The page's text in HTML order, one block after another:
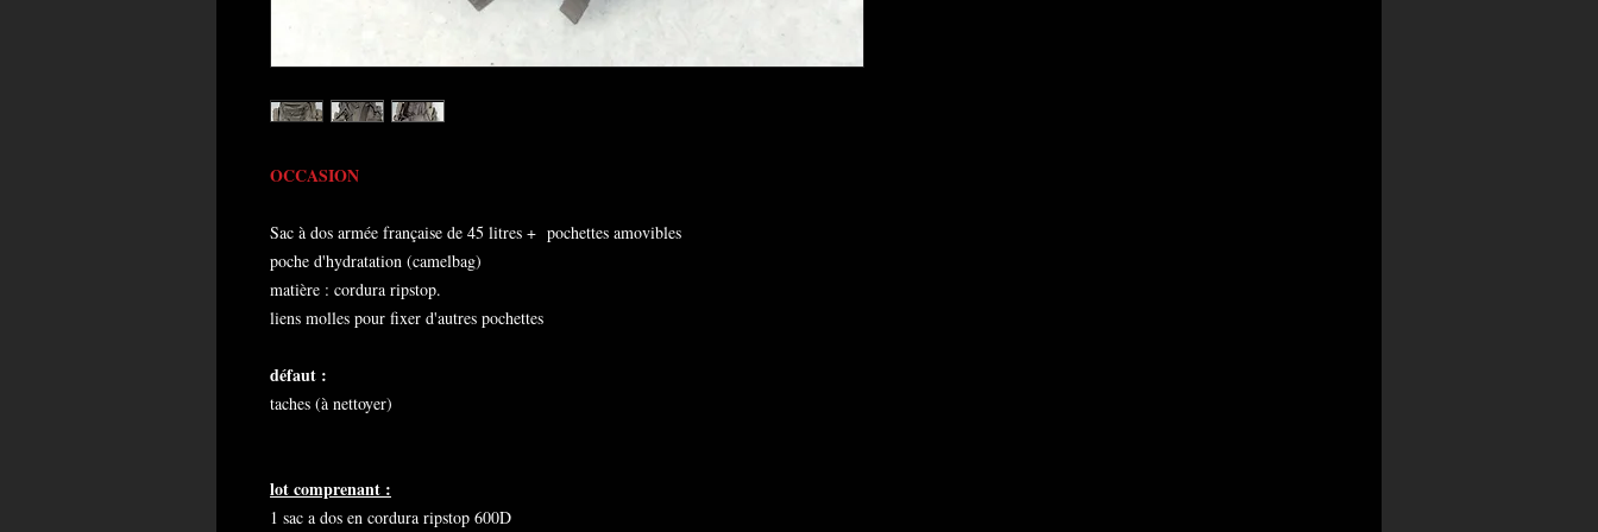
OCCASION
Sac à dos armée française de 45 litres + pochettes amovibles
poche d'hydratation (camelbag)
matière : cordura ripstop.
liens molles pour fixer d'autres pochettes
défaut :
taches (à nettoyer)
lot comprenant :
1 sac a dos en cordura ripstop 600D